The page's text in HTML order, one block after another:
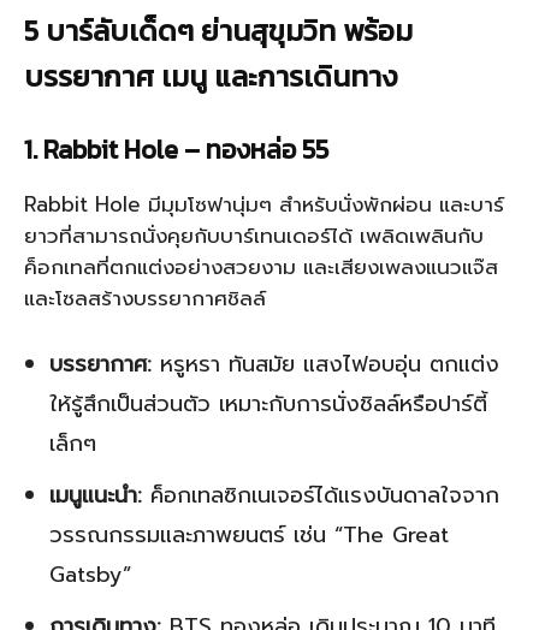
5 บาร์ลับเด็ดๆ ย่านสุขุมวิท พร้อม
บรรยากาศ เมนู และการเดินทาง
1. Rabbit Hole – ทองหล่อ 55
Rabbit Hole มีมุมโซฟานุ่มๆ สำหรับนั่งพักผ่อน และบาร์
ยาวที่สามารถนั่งคุยกับบาร์เทนเดอร์ได้ เพลิดเพลินกับ
ค็อกเทลที่ตกแต่งอย่างสวยงาม และเสียงเพลงแนวแจ๊ส
และโซลสร้างบรรยากาศชิลล์
บรรยากาศ: หรูหรา ทันสมัย แสงไฟอบอุ่น ตกแต่ง
ให้รู้สึกเป็นส่วนตัว เหมาะกับการนั่งชิลล์หรือปาร์ตี้
เล็กๆ
เมนูแนะนำ: ค็อกเทลซิกเนเจอร์ได้แรงบันดาลใจจาก
วรรณกรรมและภาพยนตร์ เช่น “The Great
Gatsby”